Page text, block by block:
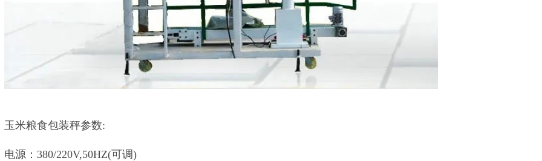
玉米粮食包装秤参数:
电源：380/220V,50HZ(可调)